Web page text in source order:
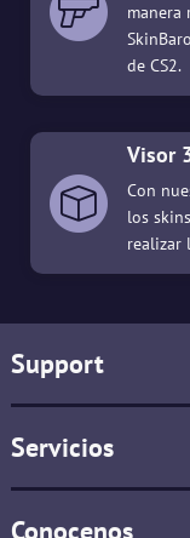
manera
de CS2.
Visor
Con
los
realizar
Support
Servicios
Conocenos